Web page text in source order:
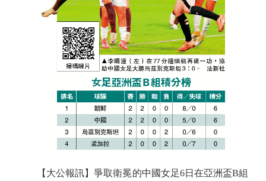
【大公報訊】爭取衛冕的中國女足6日在亞洲盃B組